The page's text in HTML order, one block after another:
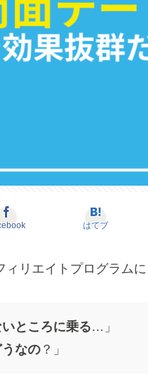
はてブ
ィリエイトプログラム
ところに乗る…」
なの ？」